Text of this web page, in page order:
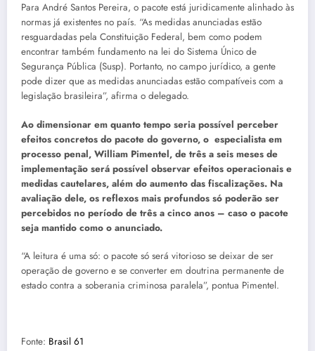
Para André Santos Pereira, o pacote está juridicamente alinhado às
normas já existentes no país. “As medidas anunciadas estão
resguardadas pela Constituição Federal, bem como podem
encontrar também fundamento na lei do Sistema Único de
Segurança Pública (Susp). Portanto, no campo jurídico, a gente
pode dizer que as medidas anunciadas estão compatíveis com a
legislação brasileira”, afirma o delegado.
Ao dimensionar em quanto tempo seria possível perceber
efeitos concretos do pacote do governo, o especialista em
processo penal, William Pimentel, de três a seis meses de
implementação será possível observar efeitos operacionais e
medidas cautelares, além do aumento das fiscalizações. Na
avaliação dele, os reflexos mais profundos só poderão ser
percebidos no período de três a cinco anos – caso o pacote
seja mantido como o anunciado.
“A leitura é uma só: o pacote só será vitorioso se deixar de ser
operação de governo e se converter em doutrina permanente de
estado contra a soberania criminosa paralela”, pontua Pimentel.
Fonte: Brasil 61